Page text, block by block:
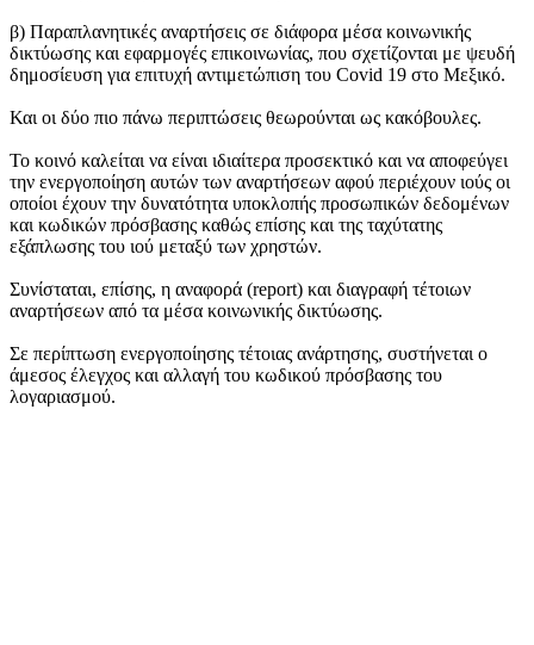
β) Παραπλανητικές αναρτήσεις σε διάφορα μέσα κοινωνικής
δικτύωσης και εφαρμογές επικοινωνίας, που σχετίζονται με ψευδή
δημοσίευση για επιτυχή αντιμετώπιση του Covid 19 στο Μεξικό.
Και οι δύο πιο πάνω περιπτώσεις θεωρούνται ως κακόβουλες.
Το κοινό καλείται να είναι ιδιαίτερα προσεκτικό και να αποφεύγει
την ενεργοποίηση αυτών των αναρτήσεων αφού περιέχουν ιούς οι
οποίοι έχουν την δυνατότητα υποκλοπής προσωπικών δεδομένων
και κωδικών πρόσβασης καθώς επίσης και της ταχύτατης
εξάπλωσης του ιού μεταξύ των χρηστών.
Συνίσταται, επίσης, η αναφορά (report) και διαγραφή τέτοιων
αναρτήσεων από τα μέσα κοινωνικής δικτύωσης.
Σε περίπτωση ενεργοποίησης τέτοιας ανάρτησης, συστήνεται ο
άμεσος έλεγχος και αλλαγή του κωδικού πρόσβασης του
λογαριασμού.